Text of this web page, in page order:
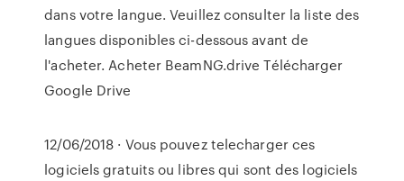
dans votre langue. Veuillez consulter la liste des
langues disponibles ci-dessous avant de
l'acheter. Acheter BeamNG.drive Télécharger
Google Drive
12/06/2018 · Vous pouvez telecharger ces
logiciels gratuits ou libres qui sont des logiciels